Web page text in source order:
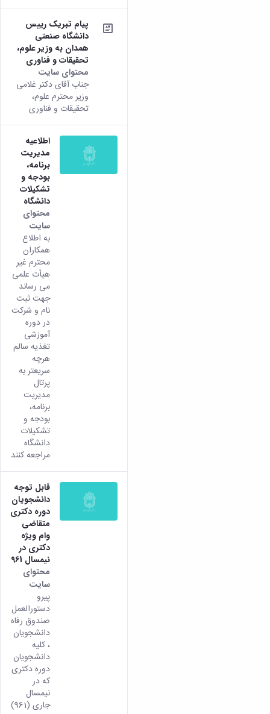
پیام تبریک رییس
دانشگاه صنعتی
همدان به وزیر علوم،
تحقیقات و فناوری
محتوای سایت
جناب آقای دکتر غلامی
وزیر محترم علوم،
تحقیقات و فناوری
اطلاعیه
مدیریت
برنامه،
بودجه و
تشکیلات
دانشگاه
محتوای
سایت
به اطلاع
همکاران
محترم غیر
هیأت علمی
می رساند
جهت ثبت
نام و شرکت
در دوره
آموزشی
تغذیه سالم
هرچه
سریعتر به
پرتال
مدیریت
برنامه،
بودجه و
تشکیلات
دانشگاه
مراجعه کنند
قابل توجه
دانشجویان
دوره دکتری
متقاضی
وام ویژه
دکتری در
نیمسال 961
محتوای
سایت
پیرو
دستورالعمل
صندوق رفاه
دانشجویان
، کلیه
دانشجویان
دوره دکتری
که در
نیمسال
جاری (961)